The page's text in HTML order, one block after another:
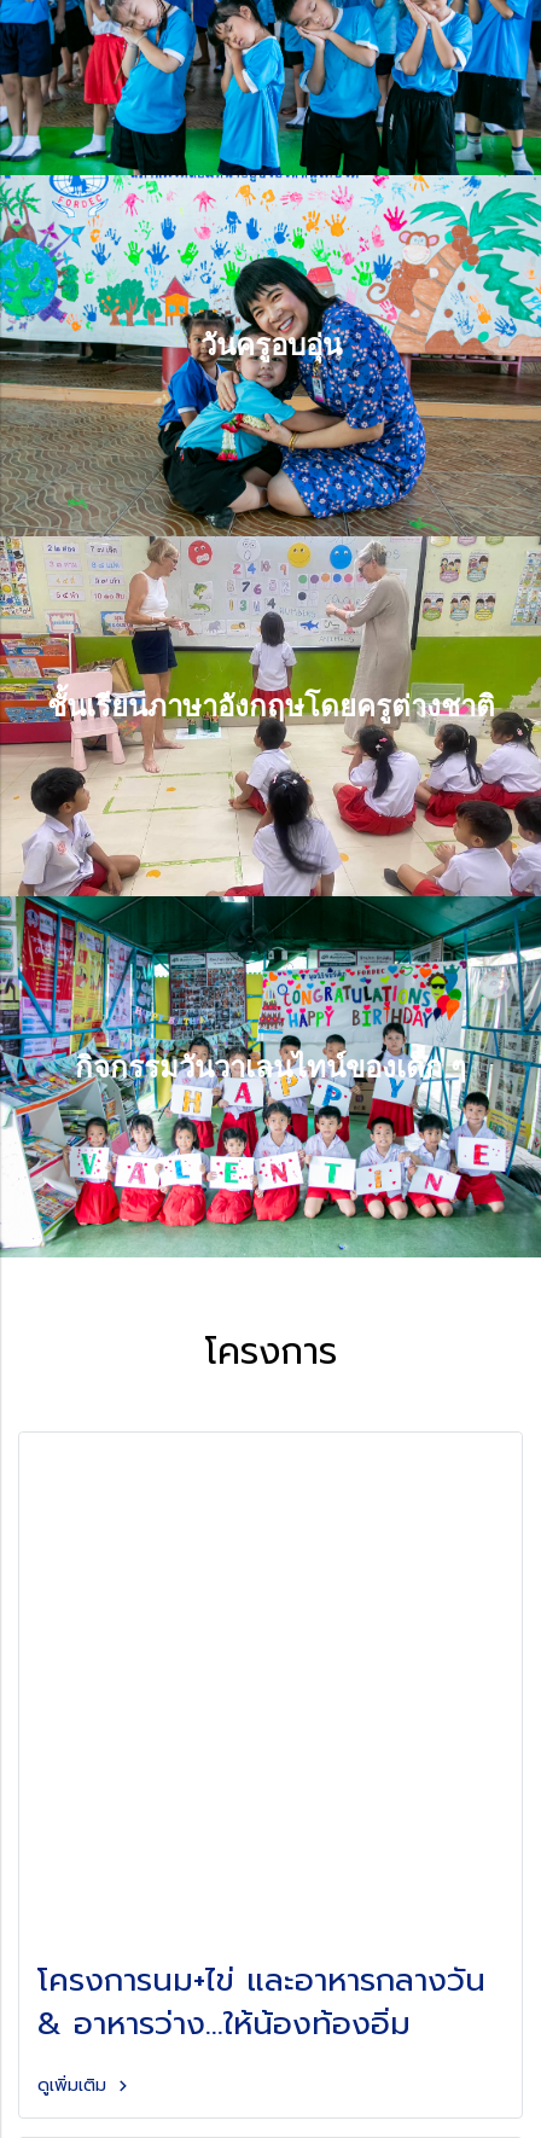
วันครูอบอุ่น
วันครูอบอุ่น
ชั้นเรียนภาษาอังกฤษโดยครูต่างชาติ
ชั้นเรียนภาษาอังกฤษโดยครูต่างชาติ
กิจกรรมวันวาเลนไทน์ของเด็ก ๆ
กิจกรรมวันวาเลนไทน์ของเด็ก ๆ
โครงการ
โครงการนม+ไข่ และอาหารกลางวัน
& อาหารว่าง…ให้น้องท้องอิ่ม
ดูเพิ่มเติม